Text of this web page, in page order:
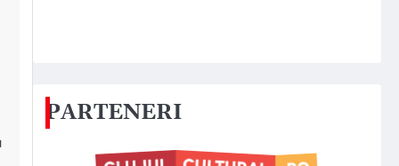
PARTENERI